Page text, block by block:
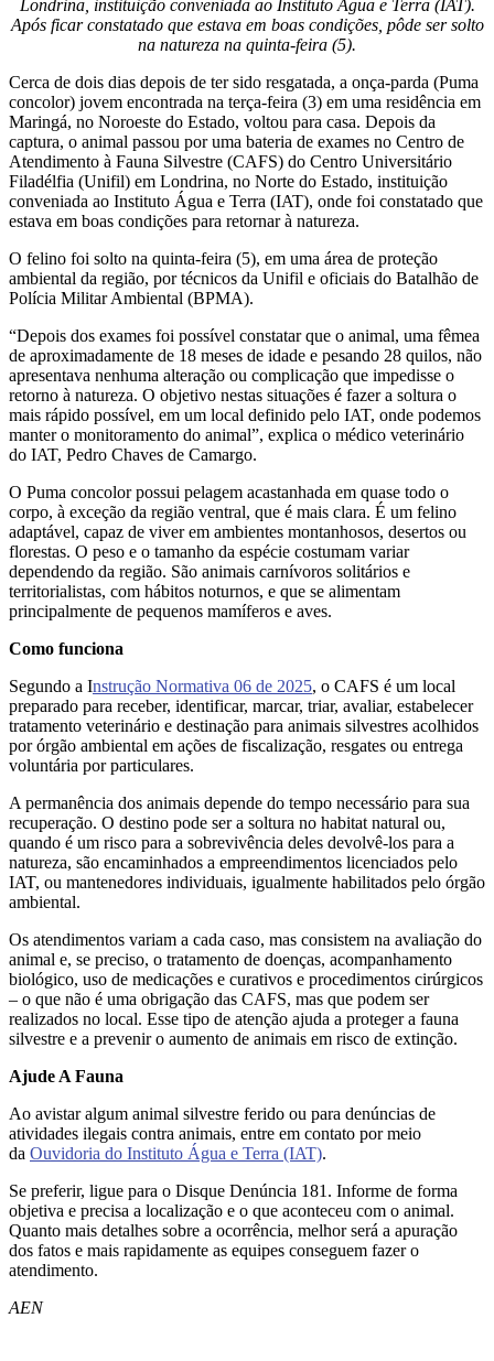
Londrina, instituição conveniada ao Instituto Água e Terra (IAT).
Após ficar constatado que estava em boas condições, pôde ser solto
na natureza na quinta-feira (5).
Cerca de dois dias depois de ter sido resgatada, a onça-parda (Puma
concolor) jovem encontrada na terça-feira (3) em uma residência em
Maringá, no Noroeste do Estado, voltou para casa. Depois da
captura, o animal passou por uma bateria de exames no Centro de
Atendimento à Fauna Silvestre (CAFS) do Centro Universitário
Filadélfia (Unifil) em Londrina, no Norte do Estado, instituição
conveniada ao Instituto Água e Terra (IAT), onde foi constatado que
estava em boas condições para retornar à natureza.
O felino foi solto na quinta-feira (5), em uma área de proteção
ambiental da região, por técnicos da Unifil e oficiais do Batalhão de
Polícia Militar Ambiental (BPMA).
“Depois dos exames foi possível constatar que o animal, uma fêmea
de aproximadamente de 18 meses de idade e pesando 28 quilos, não
apresentava nenhuma alteração ou complicação que impedisse o
retorno à natureza. O objetivo nestas situações é fazer a soltura o
mais rápido possível, em um local definido pelo IAT, onde podemos
manter o monitoramento do animal”, explica o médico veterinário
do IAT, Pedro Chaves de Camargo.
O Puma concolor possui pelagem acastanhada em quase todo o
corpo, à exceção da região ventral, que é mais clara. É um felino
adaptável, capaz de viver em ambientes montanhosos, desertos ou
florestas. O peso e o tamanho da espécie costumam variar
dependendo da região. São animais carnívoros solitários e
territorialistas, com hábitos noturnos, e que se alimentam
principalmente de pequenos mamíferos e aves.
Como funciona
Segundo a Instrução Normativa 06 de 2025, o CAFS é um local
preparado para receber, identificar, marcar, triar, avaliar, estabelecer
tratamento veterinário e destinação para animais silvestres acolhidos
por órgão ambiental em ações de fiscalização, resgates ou entrega
voluntária por particulares.
A permanência dos animais depende do tempo necessário para sua
recuperação. O destino pode ser a soltura no habitat natural ou,
quando é um risco para a sobrevivência deles devolvê-los para a
natureza, são encaminhados a empreendimentos licenciados pelo
IAT, ou mantenedores individuais, igualmente habilitados pelo órgão
ambiental.
Os atendimentos variam a cada caso, mas consistem na avaliação do
animal e, se preciso, o tratamento de doenças, acompanhamento
biológico, uso de medicações e curativos e procedimentos cirúrgicos
– o que não é uma obrigação das CAFS, mas que podem ser
realizados no local. Esse tipo de atenção ajuda a proteger a fauna
silvestre e a prevenir o aumento de animais em risco de extinção.
Ajude A Fauna
Ao avistar algum animal silvestre ferido ou para denúncias de
atividades ilegais contra animais, entre em contato por meio
da Ouvidoria do Instituto Água e Terra (IAT).
Se preferir, ligue para o Disque Denúncia 181. Informe de forma
objetiva e precisa a localização e o que aconteceu com o animal.
Quanto mais detalhes sobre a ocorrência, melhor será a apuração
dos fatos e mais rapidamente as equipes conseguem fazer o
atendimento.
AEN